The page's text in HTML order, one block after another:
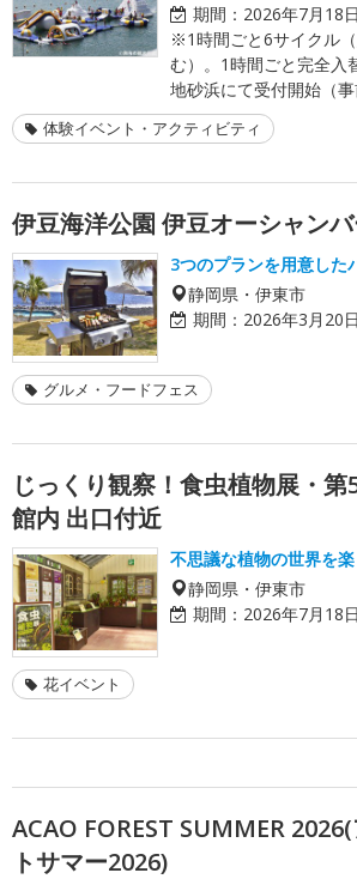
期間： 2026年7月18
※1時間ごと6サイクル
む）。1時間ごと完全入
地砂浜にて受付開始（事
体験イベント・アクティビティ
伊豆海洋公園 伊豆オーシャン
3つのプランを用意した
静岡県・伊東市
期間： 2026年3月20
グルメ・フードフェス
じっくり観察！食虫植物展・第
館内 出口付近
不思議な植物の世界を
静岡県・伊東市
期間： 2026年7月18
花イベント
ACAO FOREST SUMMER
トサマー2026)